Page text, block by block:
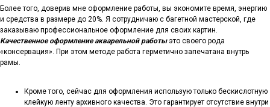
Более того, доверив мне оформление работы, вы экономите время, энергию
и средства в размере до 20%. Я сотрудничаю с багетной мастерской, где
заказываю профессиональное оформление для своих картин.
Качественное оформление акварельной работы это своего рода
«консервация». При этом методе работа герметично запечатана внутрь
рамы.
Кроме того, сейчас для оформления использую только бескислотную
клейкую ленту архивного качества. Это гарантирует отсутствие внутри